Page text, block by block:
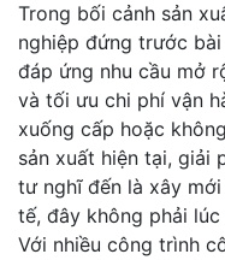
Trong bối cảnh sản
nghiệp đứng trước
đáp ứng nhu cầu mở
và tối ưu chi phí vận
xuống cấp hoặc
sản xuất hiện tại, giải
tư nghĩ đến là xây
tế, đây không phải
Với nhiều công trình